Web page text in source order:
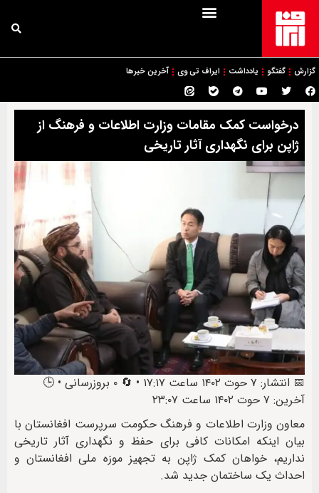
گزارش گفتگو یادداشت ایراف تی وی آخرین خبرها
درخواست کمک مقامات وزارت اطلاعات و فرهنگ از
ژاپن برای نگهداری آثار تاریخی
📅 انتشار: ۷ حوت ۱۴۰۲ ساعت ۱۷:۱۷ • 🔄 ۰ بروزرسانی • 🕒
آخرین: ۷ حوت ۱۴۰۲ ساعت ۲۳:۰۷
معاون وزارت اطلاعات و فرهنگ حکومت سرپرست افغانستان با
بیان اینکه امکانات کافی برای حفظ و نگهداری آثار تاریخی
نداریم، خواهان کمک ژاپن به تجهیز موزه ملی افغانستان و
احداث یک ساختمان جدید شد.